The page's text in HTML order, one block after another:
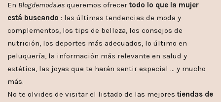
En Blogdemoda.es queremos ofrecer todo lo que la mujer
está buscando : las últimas tendencias de moda y
complementos, los tips de belleza, los consejos de
nutrición, los deportes más adecuados, lo último en
peluquería, la información más relevante en salud y
estética, las joyas que te harán sentir especial … y mucho
más.
No te olvides de visitar el listado de las mejores tiendas de